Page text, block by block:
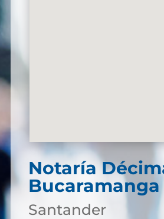
Notaría
Bucaramanga
Santander